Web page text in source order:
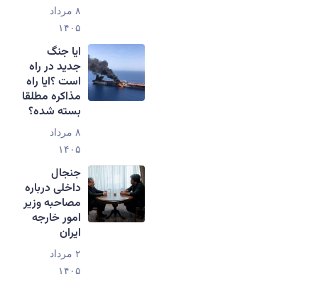
۸ مرداد
۱۴۰۵
ایا جنگ
جدید در راه
است ؟ایا راه
مذاکره مطلقا
بسته شده؟
۸ مرداد
۱۴۰۵
جنجال
داخلی درباره
مصاحبه وزیر
امور خارجه
ایران
۲ مرداد
۱۴۰۵